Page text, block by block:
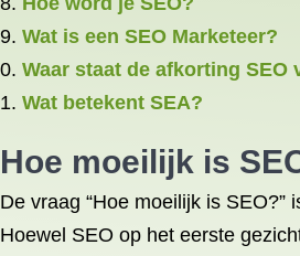
Wat is een SEO Marketeer?
Waar staat de afkorting SEO
Wat betekent SEA?
Hoe moeilijk is
De vraag “Hoe moeilijk is
Hoewel SEO op het eerste